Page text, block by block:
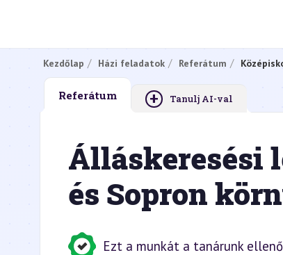
Kezdőlap Házi feladatok Referátum
Referátum + Tanulj AI-val
Álláskeresési
és Sopron
Ezt a munkát a tanárunk